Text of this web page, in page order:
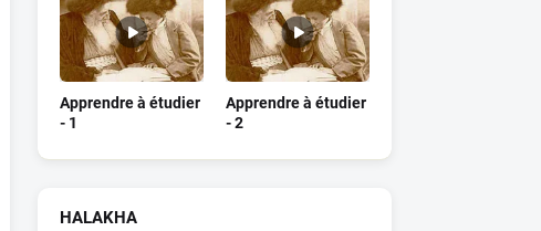
Apprendre à étudier
- 1
Apprendre à étudier
- 2
HALAKHA